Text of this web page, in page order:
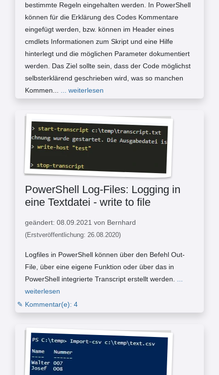
bestimmte Regeln eingehalten werden. In PowerShell
können für die Erklärung des Codes Kommentare
eingefügt werden, bzw. können im Header eines
cmdlets Informationen zum Skript und eine Hilfe
hinterlegt und die möglichen Parameter dokumentiert
werden. Das Ziel sollte sein, dass der Code möglichst
selbsterklärend geschrieben wird, was so manchen
Kommen...
... weiterlesen
PowerShell Log-Files: Logging in
eine Textdatei - write to file
geändert: 08.09.2021 von Bernhard
(Erstveröffentlichung: 26.08.2020)
Logfiles in PowerShell können über den Befehl Out-
File, über eine eigene Funktion oder über das in
PowerShell integrierte Transcript erstellt werden. ...
weiterlesen
✎ Kommentar(e): 4